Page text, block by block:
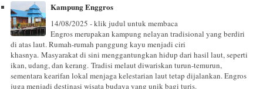
Kampung Enggros
14/08/2025 - klik judul untuk membaca
Engros merupakan kampung nelayan tradisional yang berdiri
di atas laut. Rumah-rumah panggung kayu menjadi ciri
khasnya. Masyarakat di sini menggantungkan hidup dari hasil laut, seperti
ikan, udang, dan kerang. Tradisi melaut diwariskan turun-temurun,
sementara kearifan lokal menjaga kelestarian laut tetap dijalankan. Engros
juga menjadi destinasi wisata budaya yang unik bagi turis.